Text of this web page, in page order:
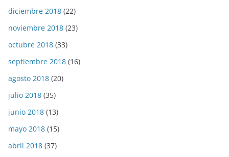
diciembre 2018 (22)
noviembre 2018 (23)
octubre 2018 (33)
septiembre 2018 (16)
agosto 2018 (20)
julio 2018 (35)
junio 2018 (13)
mayo 2018 (15)
abril 2018 (37)